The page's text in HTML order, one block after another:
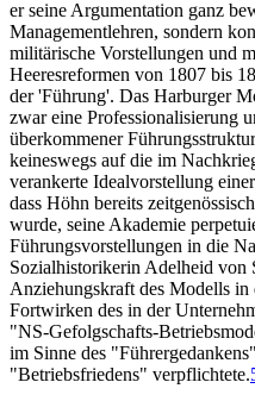
er seine Argumentation ganz
Managementlehren, sondern
militärische Vorstellungen und
Heeresreformen von 1807 bis
der 'Führung'. Das Harburger
zwar eine Professionalisierung
überkommener
keineswegs auf die im
verankerte Idealvorstellung
dass Höhn bereits
wurde, seine Akademie
Führungsvorstellungen in die
Sozialhistorikerin Adelheid von
Anziehungskraft des Modells
Fortwirken des in der
"NS-Gefolgschafts-
im Sinne des
"Betriebsfriedens" verpflichtete.